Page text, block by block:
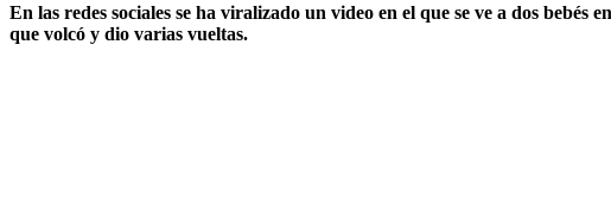
En las redes sociales se ha viralizado un video en el que se ve a dos
que volcó y dio varias vueltas.